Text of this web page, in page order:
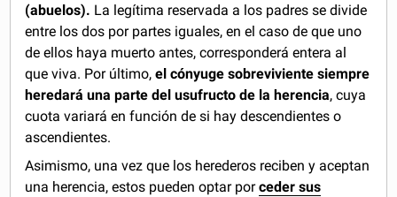
(abuelos). La legítima reservada a los padres se divide
entre los dos por partes iguales, en el caso de que uno
de ellos haya muerto antes, corresponderá entera al
que viva. Por último,el cónyuge sobreviviente siempre
heredará una parte del usufructo de la herencia, cuya
cuota variará en función de si hay descendientes o
ascendientes.
Asimismo, una vez que los herederos reciben y aceptan
una herencia, estos pueden optar porceder sus